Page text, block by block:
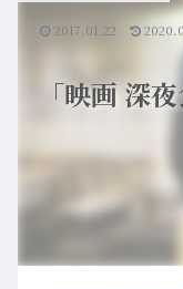
「映画 深
2017.01.22